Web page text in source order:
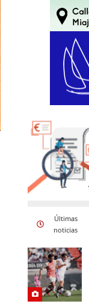
Últimas
noticias